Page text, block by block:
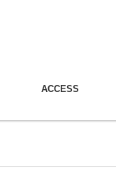
ACCESS